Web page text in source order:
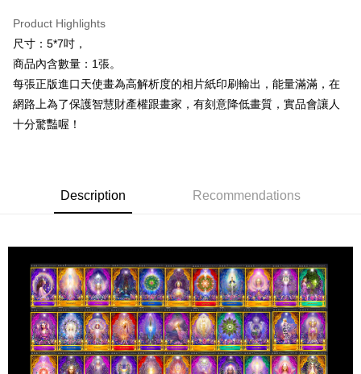
Easy Wallet
ATM Transfer
Shipping Method
NT$80/order | Free shipping on orders of NT$3,000 or more
郵局幫你送（離島）
NT$80/order | Free shipping on orders of NT$3,000 or more
付款後門市自取
Free shipping
Product Highlights
尺寸：5*7吋，
商品內含數量：1張。
每張正版進口天使畫為高解析度的相片紙印刷輸出，能量滿滿，在
網路上為了保護智慧財產權跟畫家，有刻意降低畫質，實品會讓人
十分驚豔喔！
Description Recommendations